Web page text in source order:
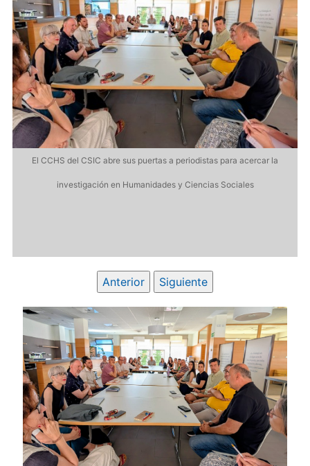
El CCHS del CSIC abre sus puertas a periodistas para acercar la
investigación en Humanidades y Ciencias Sociales
Anterior Siguiente